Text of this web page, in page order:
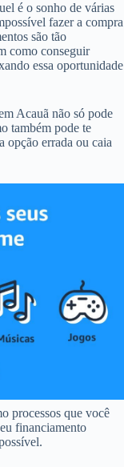
é o sonho de várias
fazer a compra
são tão
como conseguir
essa oportunidade
Acauã não só pode
também pode te
opção errada ou caia
processos que você
financiamento